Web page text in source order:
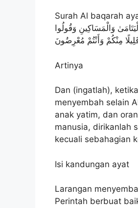
Surah Al baqarah
وَالْمَسَاكِينِ وَقُولُوا
مِنْكُمْ وَأَنْتُمْ مُعْرِضُونَ
Artinya
Dan (ingatlah),
menyembah selain
anak yatim, dan
manusia, dirikanlah
kecuali sebahagian
Isi kandungan ayat
Larangan
Perintah berbuat